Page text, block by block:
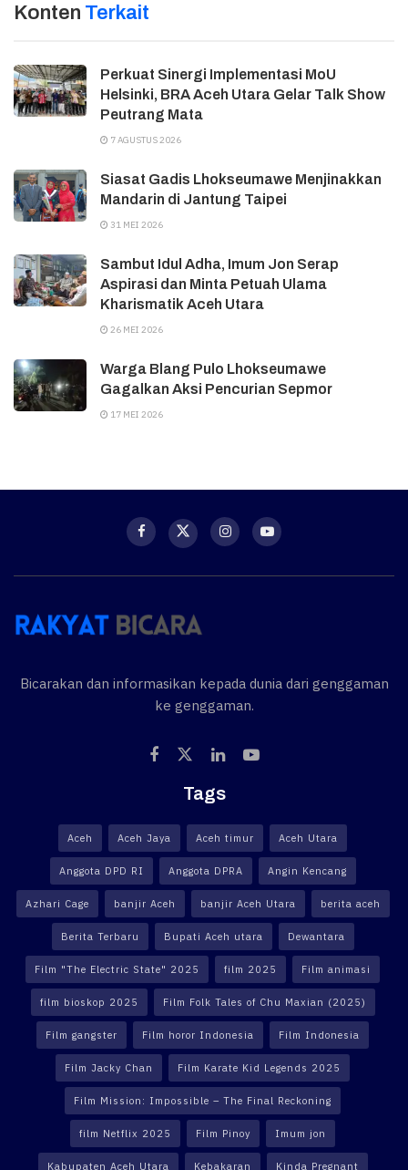
Konten Terkait
Perkuat Sinergi Implementasi MoU
Helsinki, BRA Aceh Utara Gelar Talk Show
Peutrang Mata
7 AGUSTUS 2026
Siasat Gadis Lhokseumawe Menjinakkan
Mandarin di Jantung Taipei
31 MEI 2026
Sambut Idul Adha, Imum Jon Serap
Aspirasi dan Minta Petuah Ulama
Kharismatik Aceh Utara
26 MEI 2026
Warga Blang Pulo Lhokseumawe
Gagalkan Aksi Pencurian Sepmor
17 MEI 2026
Bicarakan dan informasikan kepada dunia dari genggaman
ke genggaman.
Tags
Aceh Aceh Jaya Aceh timur Aceh Utara
Anggota DPD RI Anggota DPRA Angin Kencang
Azhari Cage banjir Aceh banjir Aceh Utara berita aceh
Berita Terbaru Bupati Aceh utara Dewantara
Film "The Electric State" 2025 film 2025 Film animasi
film bioskop 2025 Film Folk Tales of Chu Maxian (2025)
Film gangster Film horor Indonesia Film Indonesia
Film Jacky Chan Film Karate Kid Legends 2025
Film Mission: Impossible – The Final Reckoning
film Netflix 2025 Film Pinoy Imum jon
Kabupaten Aceh Utara Kebakaran Kinda Pregnant